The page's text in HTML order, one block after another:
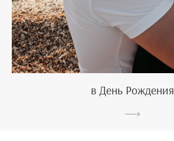
в День Рождения